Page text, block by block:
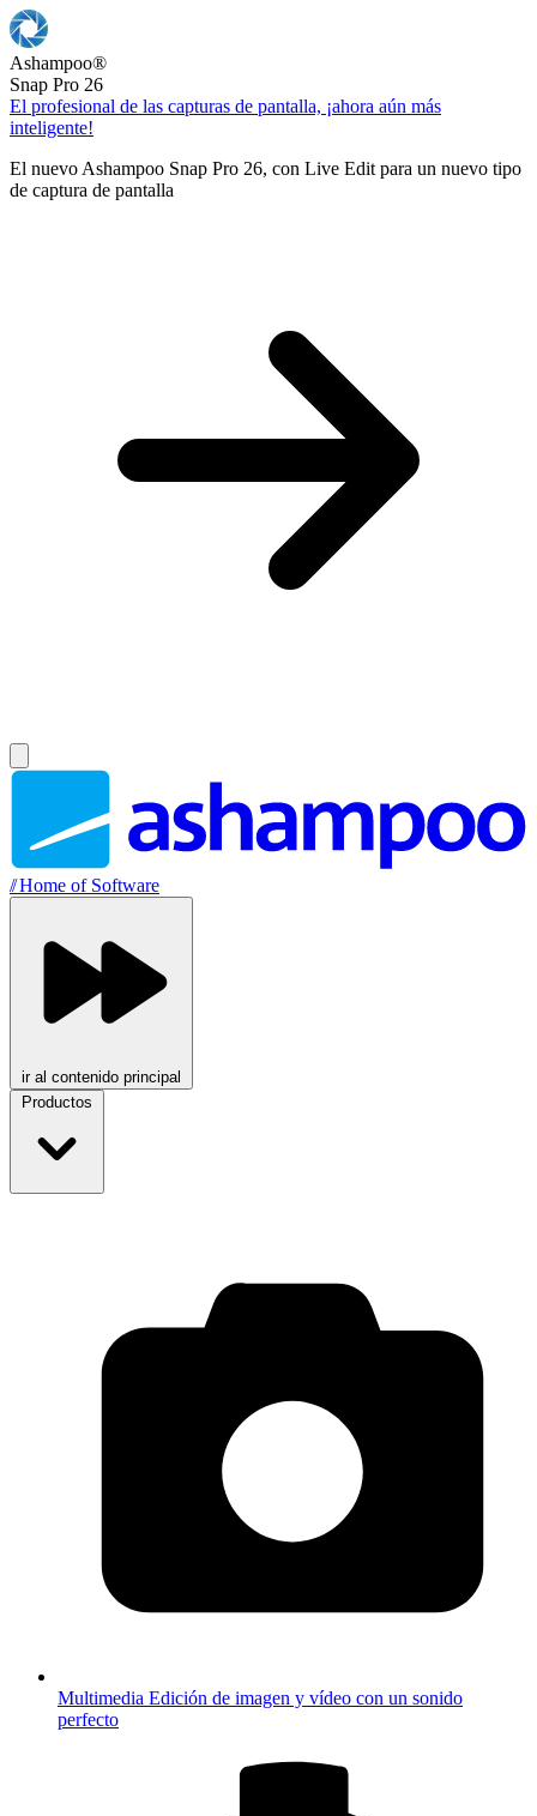
Ashampoo®
Snap Pro 26
El profesional de las capturas de pantalla, ¡ahora aún más
inteligente!
El nuevo Ashampoo Snap Pro 26, con Live Edit para un nuevo tipo
de captura de pantalla
//Home of Software
ir al contenido principal
Productos
Multimedia Edición de imagen y vídeo con un sonido
perfecto